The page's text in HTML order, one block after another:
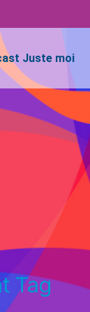
Juste moi
Tag